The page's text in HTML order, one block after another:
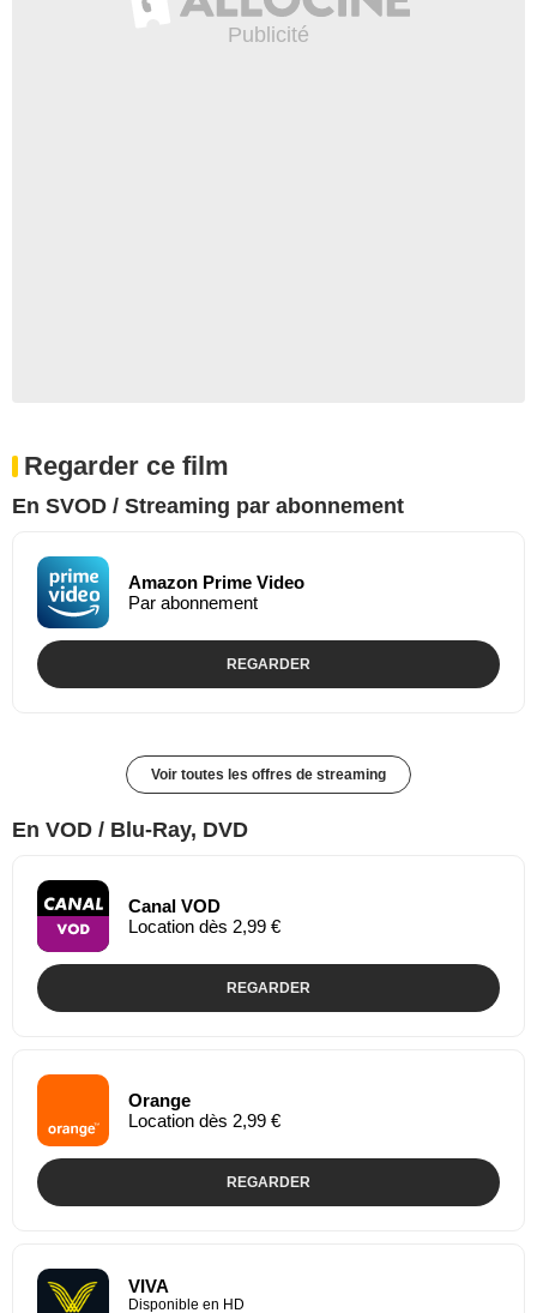
Regarder ce film
En SVOD / Streaming par abonnement
Amazon Prime Video
Par abonnement
REGARDER
Voir toutes les offres de streaming
En VOD / Blu-Ray, DVD
Canal VOD
Location dès 2,99 €
REGARDER
Orange
Location dès 2,99 €
REGARDER
VIVA
Disponible en HD